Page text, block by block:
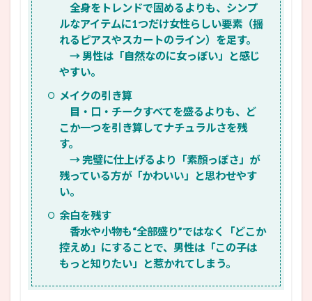
全身をトレンドで固めるよりも、シンプ
ルなアイテムに1つだけ女性らしい要素（揺
れるピアスやスカートのライン）を足す。
→ 男性は「自然なのに女っぽい」と感じ
やすい。
メイクの引き算
目・口・チークすべてを盛るよりも、ど
こか一つを引き算してナチュラルさを残
す。
→ 完璧に仕上げるより「素顔っぽさ」が
残っている方が「かわいい」と思わせやす
い。
余白を残す
香水や小物も“全部盛り”ではなく「どこか
控えめ」にすることで、男性は「この子は
もっと知りたい」と惹かれてしまう。